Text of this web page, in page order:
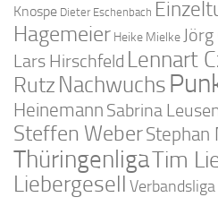
Knospe Dieter Eschenbach
Hagemeier Heike Mielke
Lars Hirschfeld Lennart
Rutz Nachwuchs
Heinemann Sabrina
Steffen WeberStephan
ThüringenligaTim
Liebergesell Verbandsliga